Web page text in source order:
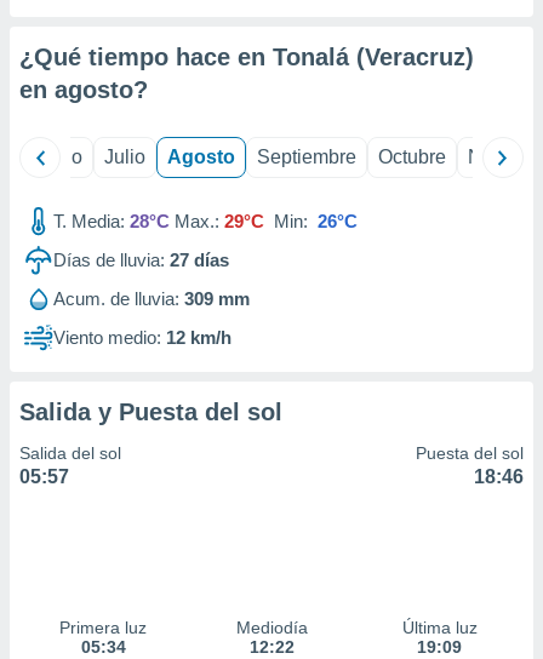
e
mediante
publicidad
publicidad
de
1199
¿Qué tiempo hace en Tonalá (Veracruz)
en agosto?
Junio Julio Agosto Septiembre Octubre
T. Media: 28°C Max.: 29°C Min: 26°C
Días de lluvia: 27 días
Acum. de lluvia: 309 mm
Viento medio: 12 km/h
Salida y Puesta del sol
Salida del sol
05:57
Puesta del sol
18:46
Primera luz
05:34
Mediodía
12:22
Última luz
19:09